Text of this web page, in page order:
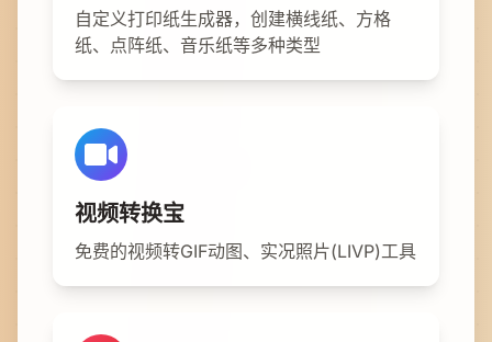
自定义打印纸生成器，创建横线纸、方格
纸、点阵纸、音乐纸等多种类型
视频转换宝
免费的视频转GIF动图、实况照片(LIVP)工具